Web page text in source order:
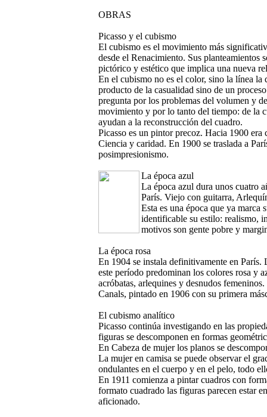
OBRAS
Picasso y el cubismo
El cubismo es el movimiento más
desde el Renacimiento. Sus planteamientos
pictórico y estético que implica una nueva
En el cubismo no es el color, sino la línea la
producto de la casualidad sino de un
pregunta por los problemas del volumen y
movimiento y por lo tanto del tiempo: de la
ayudan a la reconstrucción del cuadro.
Picasso es un pintor precoz. Hacia 1900
Ciencia y caridad. En 1900 se traslada a
posimpresionismo.
La época azul
La época azul dura unos cuatro
París. Viejo con guitarra,
Esta es una época que ya marca
identificable su estilo: realismo,
motivos son gente pobre y
La época rosa
En 1904 se instala definitivamente en París.
este período predominan los colores rosa y
acróbatas, arlequines y desnudos
Canals, pintado en 1906 con su primera
El cubismo analítico
Picasso continúa investigando en las
figuras se descomponen en formas
En Cabeza de mujer los planos se
La mujer en camisa se puede observar el
ondulantes en el cuerpo y en el pelo, todo
En 1911 comienza a pintar cuadros con
formato cuadrado las figuras parecen estar
aficionado.